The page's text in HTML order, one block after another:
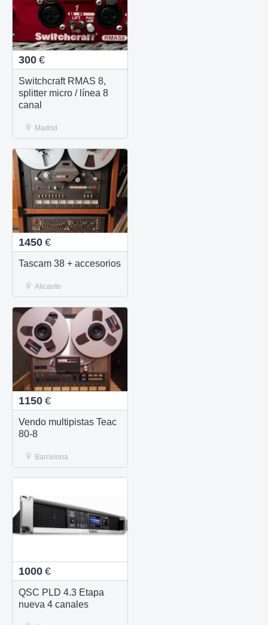
300 €
Switchcraft RMAS 8,
splitter micro / línea 8
canal
Madrid
1450 €
Tascam 38 + accesorios
Alicante
1150 €
Vendo multipistas Teac
80-8
Barcelona
1000 €
QSC PLD 4.3 Etapa
nueva 4 canales